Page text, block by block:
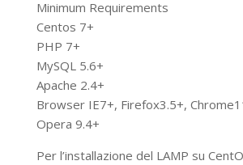
Minimum Requirements
Centos 7+
PHP 7+
MySQL 5.6+
Apache 2.4+
Browser IE7+, Firefox3.5+,
Opera 9.4+
Per l’installazione del LAMP su